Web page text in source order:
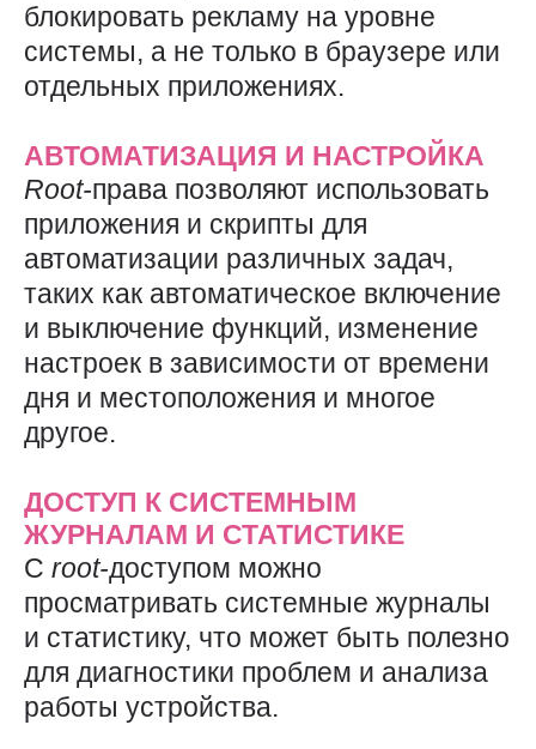
блокировать рекламу на уровне
системы, а не только в браузере или
отдельных приложениях.
АВТОМАТИЗАЦИЯ И НАСТРОЙКА
Root-права позволяют использовать
приложения и скрипты для
автоматизации различных задач,
таких как автоматическое включение
и выключение функций, изменение
настроек в зависимости от времени
дня и местоположения и многое
другое.
ДОСТУП К СИСТЕМНЫМ
ЖУРНАЛАМ И СТАТИСТИКЕ
С root-доступом можно
просматривать системные журналы
и статистику, что может быть полезно
для диагностики проблем и анализа
работы устройства.